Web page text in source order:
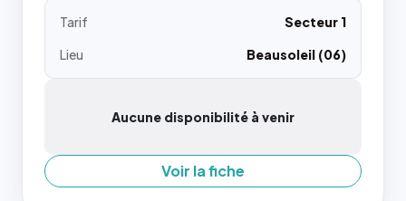
Tarif
Secteur 1
Lieu
Beausoleil (06)
Aucune disponibilité à venir
Voir la fiche